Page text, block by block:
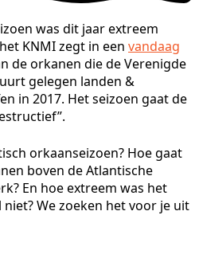
was dit jaar extreem
KNMI zegt in een vandaag
de orkanen die de Verenigde
gelegen landen &
in 2017. Het seizoen gaat de
orkaanseizoen? Hoe gaat
boven de Atlantische
En hoe extreem was het
We zoeken het voor je uit